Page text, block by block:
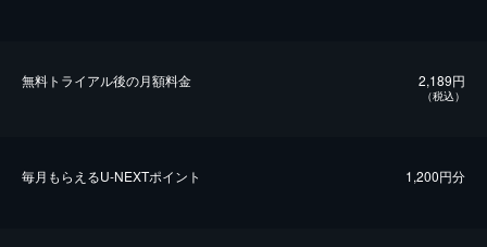
無料トライアル後の⽉額料金 2,189円
（税込）
毎⽉もらえるU-NEXTポイント 1,200円分